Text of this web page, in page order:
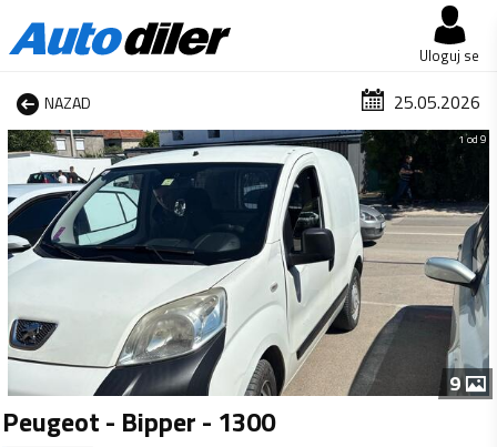
Uloguj se
NAZAD 25.05.2026
1 od 9
9
Peugeot - Bipper - 1300